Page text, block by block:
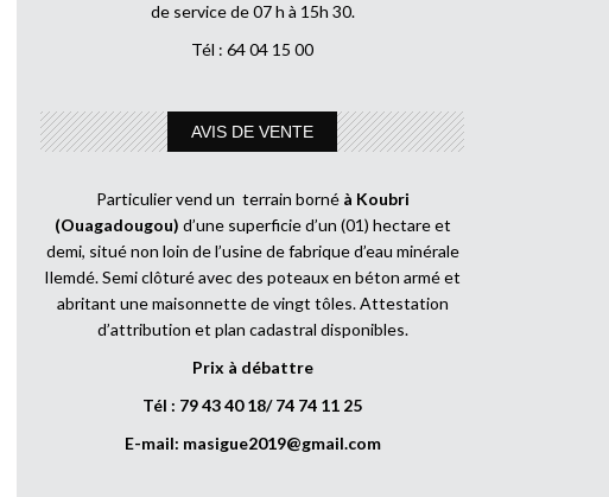
de service de 07 h à 15h 30.
Tél : 64 04 15 00
AVIS DE VENTE
Particulier vend un terrain borné à Koubri
(Ouagadougou) d’une superficie d’un (01) hectare et
demi, situé non loin de l’usine de fabrique d’eau minérale
Ilemdé. Semi clôturé avec des poteaux en béton armé et
abritant une maisonnette de vingt tôles. Attestation
d’attribution et plan cadastral disponibles.
Prix à débattre
Tél : 79 43 40 18/ 74 74 11 25
E-mail: masigue2019@gmail.com